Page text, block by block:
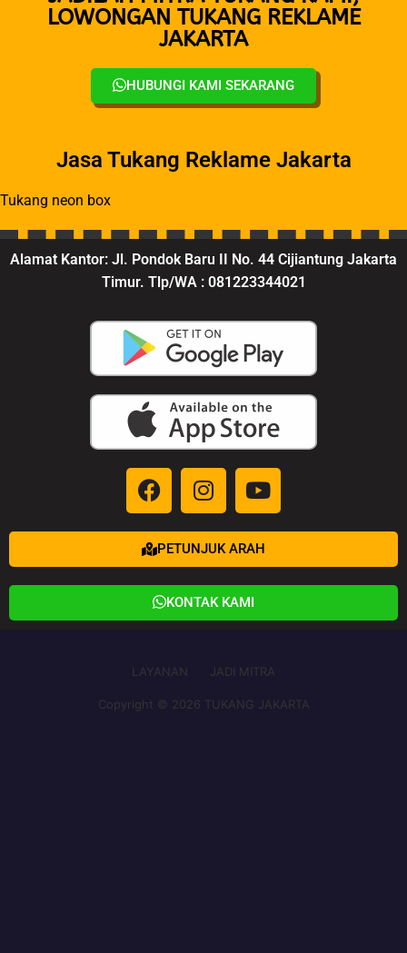
LOWONGAN TUKANG REKLAME
JAKARTA
HUBUNGI KAMI SEKARANG
Jasa Tukang Reklame Jakarta
Tukang neon box
Alamat Kantor: Jl. Pondok Baru II No. 44 Cijiantung Jakarta
Timur. Tlp/WA : 081223344021
PETUNJUK ARAH
KONTAK KAMI
LAYANAN JADI MITRA
Copyright © 2026 TUKANG JAKARTA